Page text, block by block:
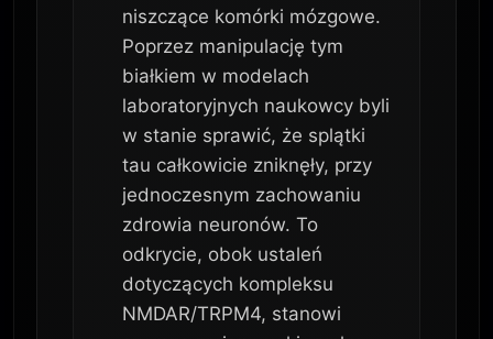
niszczące komórki mózgowe.
Poprzez manipulację tym
białkiem w modelach
laboratoryjnych naukowcy byli
w stanie sprawić, że splątki
tau całkowicie zniknęły, przy
jednoczesnym zachowaniu
zdrowia neuronów. To
odkrycie, obok ustaleń
dotyczących kompleksu
NMDAR/TRPM4, stanowi